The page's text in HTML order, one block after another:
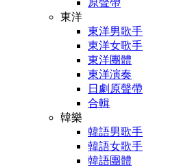
原聲帶
東洋
東洋男歌手
東洋女歌手
東洋團體
東洋演奏
日劇原聲帶
合輯
韓樂
韓語男歌手
韓語女歌手
韓語團體